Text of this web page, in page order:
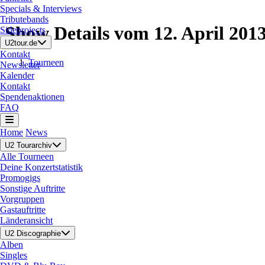
Specials & Interviews
Tributebands
Sideprojects
U2tour.de
Kontakt
Newsletter
Kalender
Kontakt
Spendenaktionen
FAQ
Home News
U2 Tourarchiv
Alle Tourneen
Deine Konzertstatistik
Promogigs
Sonstige Auftritte
Vorgruppen
Gastauftritte
Länderansicht
U2 Discographie
Alben
Singles
Show Details vom 12. April
Tourneen